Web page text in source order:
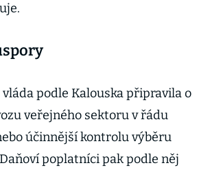
podle Kalouska připravila o
veřejného sektoru v řádu
účinnější kontrolu výběru
poplatníci pak podle něj